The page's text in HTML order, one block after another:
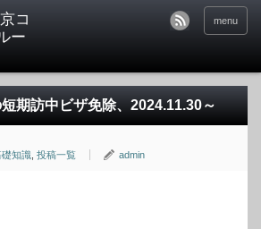
コ
ー
menu
短期訪中ビザ免除、2024.11.30～
礎知識 投稿一覧 admin